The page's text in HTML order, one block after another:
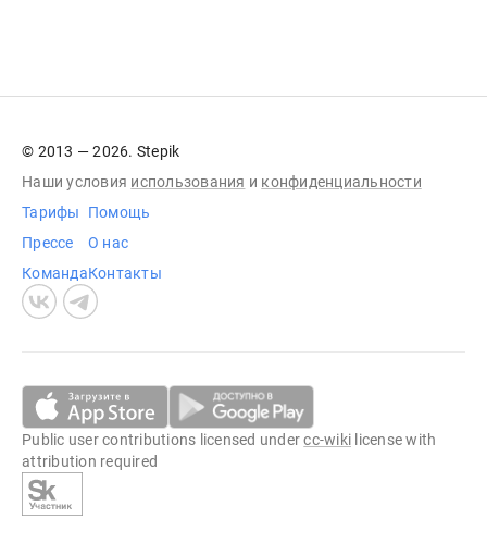
© 2013 — 2026. Stepik
Наши условия использования и конфиденциальности
Тарифы
Прессе
Команда
Помощь
О нас
Контакты
Public user contributions licensed undercc-wiki license with
attribution required